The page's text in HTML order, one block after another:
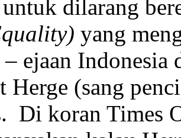
dilarang
yang
ejaan
Herge (sang
Di koran Times